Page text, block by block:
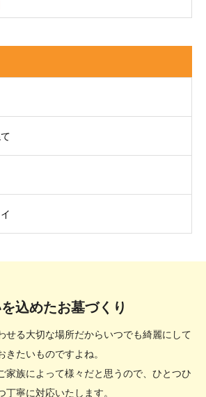
込めたお墓づくり
せる大切な場所だからいつでも綺麗にして
きたいものですよね。
家族によって様々だと思うので、ひとつひ
丁寧に対応いたします。